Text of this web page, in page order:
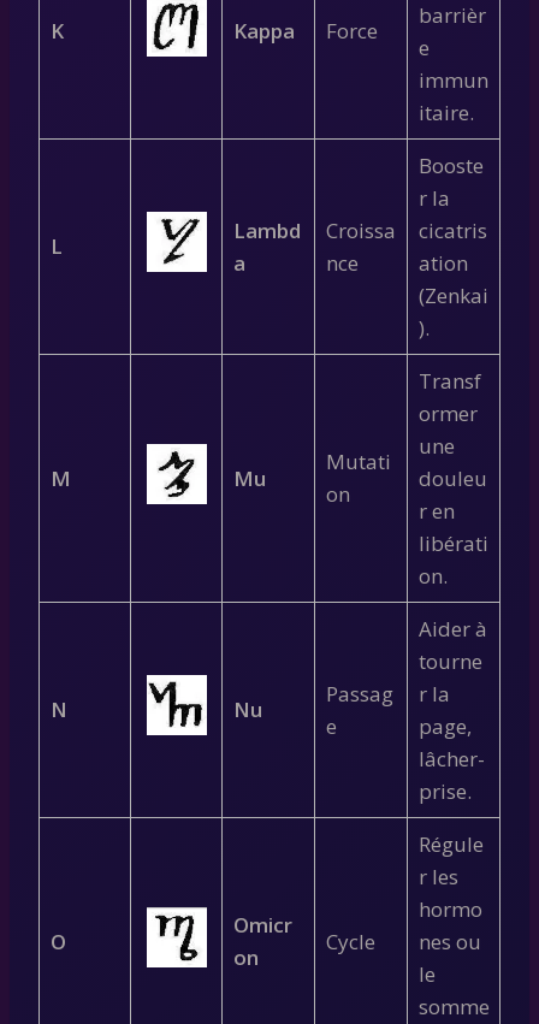
K Kappa Force
barrièr
e
immun
itaire.
L
Lambd
a
Croissa
nce
Booste
r la
cicatris
ation
(Zenkai
).
M Mu
Mutati
on
Transf
ormer
une
douleu
r en
libérati
on.
N Nu
Passag
e
Aider à
tourne
r la
page,
lâcher-
prise.
O
Omicr
on
Cycle
Régule
r les
hormo
nes ou
le
somme